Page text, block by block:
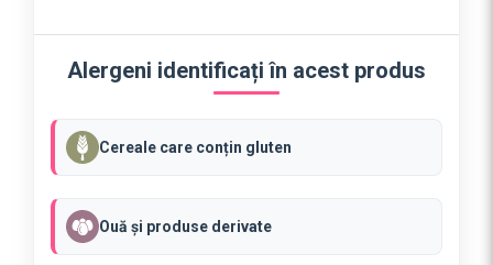
Alergeni identificați în acest produs
Cereale care conțin gluten
Ouă și produse derivate